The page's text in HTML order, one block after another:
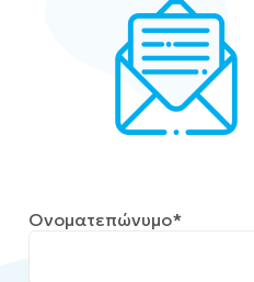
Ονοματεπώνυμο*